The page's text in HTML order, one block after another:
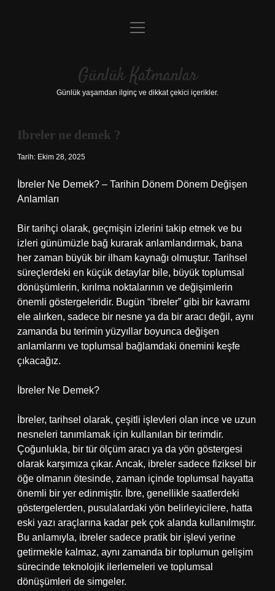
Anasayfa
Yasal Uyarı
menüyü
Günlük Katmanlar
Günlük yaşamdan ilginç ve dikkat çekici içerikler.
Ibreler ne demek ?
Tarih: Ekim 28, 2025
İbreler Ne Demek? – Tarihin Dönem Dönem Değişen
Anlamları
Bir tarihçi olarak, geçmişin izlerini takip etmek ve bu
izleri günümüzle bağ kurarak anlamlandırmak, bana
her zaman büyük bir ilham kaynağı olmuştur. Tarihsel
süreçlerdeki en küçük detaylar bile, büyük toplumsal
dönüşümlerin, kırılma noktalarının ve değişimlerin
önemli göstergeleridir. Bugün “ibreler” gibi bir kavramı
ele alırken, sadece bir nesne ya da bir aracı değil, aynı
zamanda bu terimin yüzyıllar boyunca değişen
anlamlarını ve toplumsal bağlamdaki önemini keşfe
çıkacağız.
İbreler Ne Demek?
İbreler, tarihsel olarak, çeşitli işlevleri olan ince ve uzun
nesneleri tanımlamak için kullanılan bir terimdir.
Çoğunlukla, bir tür ölçüm aracı ya da yön göstergesi
olarak karşımıza çıkar. Ancak, ibreler sadece fiziksel bir
öğe olmanın ötesinde, zaman içinde toplumsal hayatta
önemli bir yer edinmiştir. İbre, genellikle saatlerdeki
göstergelerden, pusulalardaki yön belirleyicilere, hatta
eski yazı araçlarına kadar pek çok alanda kullanılmıştır.
Bu anlamıyla, ibreler sadece pratik bir işlevi yerine
getirmekle kalmaz, aynı zamanda bir toplumun gelişim
sürecinde teknolojik ilerlemeleri ve toplumsal
dönüşümleri de simgeler.